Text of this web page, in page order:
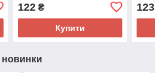
122₴
Купити
123
новинки